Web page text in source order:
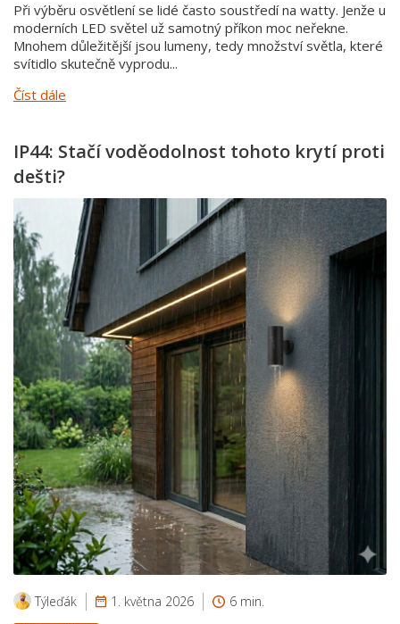
Při výběru osvětlení se lidé často soustředí na watty. Jenže u
moderních LED světel už samotný příkon moc neřekne.
Mnohem důležitější jsou lumeny, tedy množství světla, které
svítidlo skutečně vyprodu...
Číst dále
IP44: Stačí voděodolnost tohoto krytí proti
dešti?
Týleďák 1. května 2026 6 min.